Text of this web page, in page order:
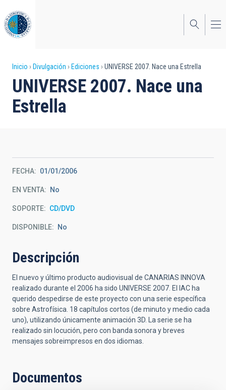
al
contenido
principal
Sobrescribir
enlaces
de
la
navegación
Inicio Divulgación Ediciones UNIVERSE 2007. Nace una Estrella
UNIVERSE 2007. Nace una
Estrella
FECHA 01/01/2006
EN VENTA No
SOPORTE CD/DVD
DISPONIBLE No
Descripción
El nuevo y último producto audiovisual de CANARIAS INNOVA
realizado durante el 2006 ha sido UNIVERSE 2007. El IAC ha
querido despedirse de este proyecto con una serie específica
sobre Astrofísica. 18 capítulos cortos (de minuto y medio cada
uno), utilizando únicamente animación 3D. La serie se ha
realizado sin locución, pero con banda sonora y breves
mensajes sobreimpresos en dos idiomas.
Documentos